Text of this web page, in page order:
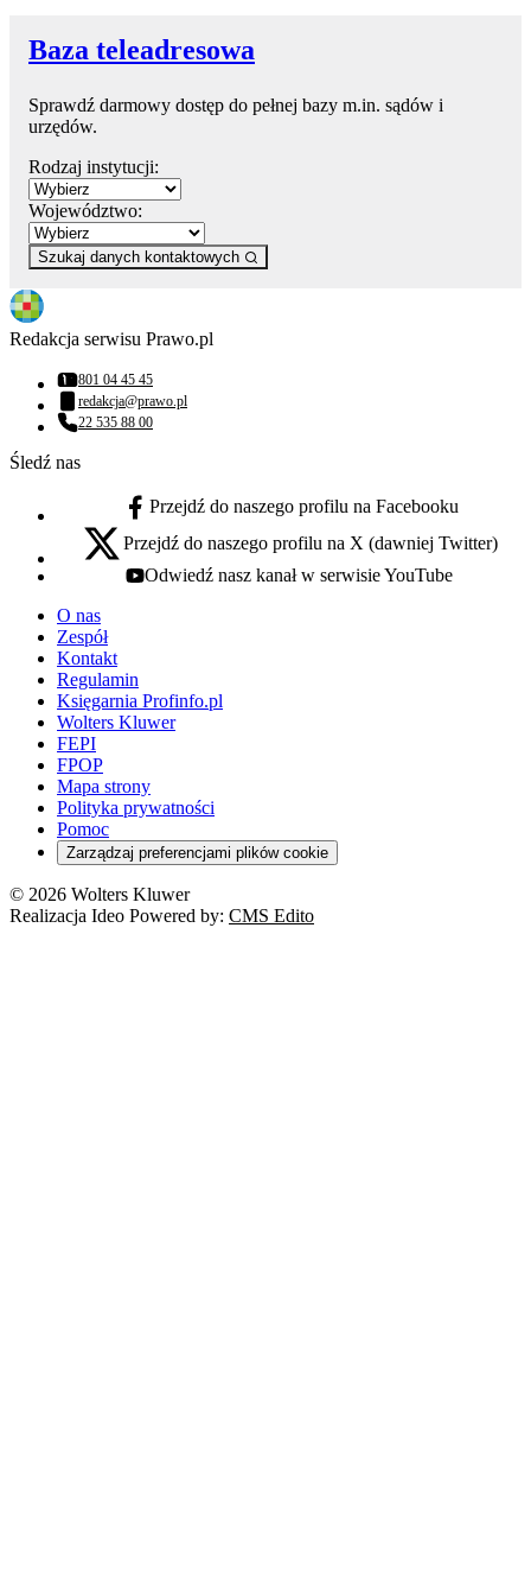
Baza teleadresowa
Sprawdź darmowy dostęp do pełnej bazy m.in. sądów i
urzędów.
Rodzaj instytucji:
Województwo:
Szukaj danych kontaktowych
Redakcja serwisu Prawo.pl
Numer telefonu:
801 04 45 45
Adres email:
redakcja@prawo.pl
Numer telefonu:
22 535 88 00
Śledź nas
facebook - otwiera się w nowej karcie
Przejdź do naszego profilu na Facebooku
x - otwiera się w nowej karcie
Przejdź do naszego profilu na X (dawniej Twitter)
youtube - otwiera się w nowej karcie
Odwiedź nasz kanał w serwisie YouTube
O nas
Zespół
Kontakt
Regulamin
Księgarnia Profinfo.pl
Wolters Kluwer
FEPI
FPOP
Mapa strony
Polityka prywatności
Pomoc
Zarządzaj preferencjami plików cookie
© 2026 Wolters Kluwer
Realizacja Ideo Powered by: CMS Edito